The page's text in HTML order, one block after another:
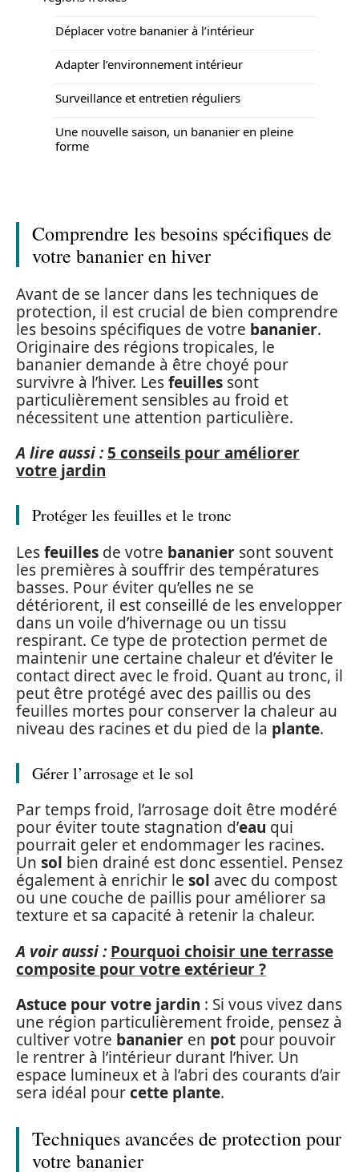
Déplacer votre bananier à l’intérieur
Adapter l’environnement intérieur
Surveillance et entretien réguliers
Une nouvelle saison, un bananier en pleine
forme
Comprendre les besoins spécifiques de
votre bananier en hiver
Avant de se lancer dans les techniques de
protection, il est crucial de bien comprendre
les besoins spécifiques de votre bananier.
Originaire des régions tropicales, le
bananier demande à être choyé pour
survivre à l’hiver. Lesfeuilles sont
particulièrement sensibles au froid et
nécessitent une attention particulière.
A lire aussi : 5 conseils pour améliorer
votre jardin
Protéger les feuilles et le tronc
Lesfeuilles de votre bananier sont souvent
les premières à souffrir des températures
basses. Pour éviter qu’elles ne se
détériorent, il est conseillé de les envelopper
dans un voile d’hivernage ou un tissu
respirant. Ce type de protection permet de
maintenir une certaine chaleur et d’éviter le
contact direct avec le froid. Quant au tronc, il
peut être protégé avec des paillis ou des
feuilles mortes pour conserver la chaleur au
niveau des racines et du pied de la plante.
Gérer l’arrosage et le sol
Par temps froid, l’arrosage doit être modéré
pour éviter toute stagnation d’eau qui
pourrait geler et endommager les racines.
Un sol bien drainé est donc essentiel. Pensez
également à enrichir le sol avec du compost
ou une couche de paillis pour améliorer sa
texture et sa capacité à retenir la chaleur.
A voir aussi : Pourquoi choisir une terrasse
composite pour votre extérieur ?
Astuce pour votre jardin : Si vous vivez dans
une région particulièrement froide, pensez à
cultiver votre bananier en pot pour pouvoir
le rentrer à l’intérieur durant l’hiver. Un
espace lumineux et à l’abri des courants d’air
sera idéal pourcette plante.
Techniques avancées de protection pour
votre bananier